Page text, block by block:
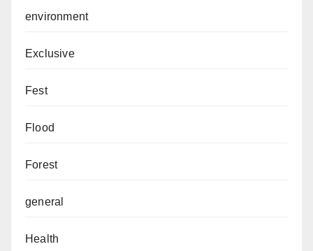
environment
Exclusive
Fest
Flood
Forest
general
Health